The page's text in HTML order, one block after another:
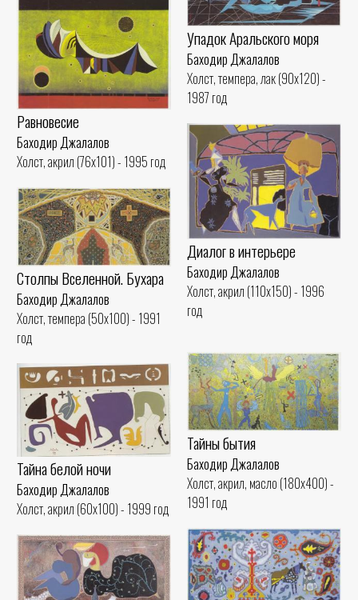
Упадок Аральского моря
Баходир Джалалов
Холст, темпера, лак (90x120) -
1987 год
Равновесие
Баходир Джалалов
Холст, акрил (76x101) - 1995 год
Диалог в интерьере
Баходир Джалалов
Холст, акрил (110x150) - 1996
год
Столпы Вселенной. Бухара
Баходир Джалалов
Холст, темпера (50x100) - 1991
год
Тайны бытия
Баходир Джалалов
Холст, акрил, масло (180x400) -
1991 год
Тайна белой ночи
Баходир Джалалов
Холст, акрил (60x100) - 1999 год